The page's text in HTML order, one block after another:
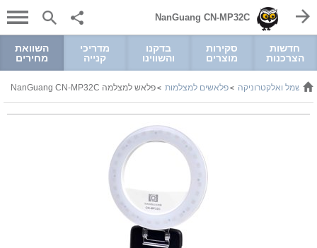
NanGuang CN-MP32C
חדשות
הצרכנות
סקירות
מוצרים
בדקנו
והשווינו
מדריכי
קנייה
השוואת
מחירים
> חשמל ואלקטרוניקה >פלאשים למצלמות >פלאש למצלמה NanGuang CN-MP32C